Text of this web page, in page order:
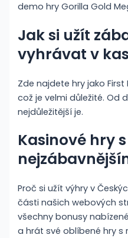
demo hry Gorilla Gold
Jak si užít
vyhrávat v
Zde najdete hry jako
což je velmi důležité. Od
nejdůležitější je.
Kasinové hry s
Proč si užít výhry v
části našich webových
všechny bonusy
a hrát své oblíbené hry s